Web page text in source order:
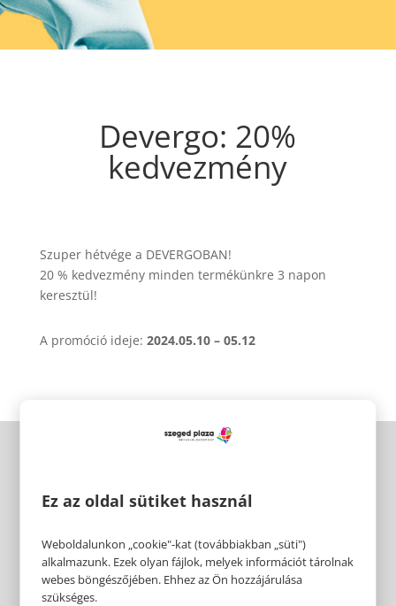
Devergo: 20%
kedvezmény
Szuper hétvége a DEVERGOBAN!
20 % kedvezmény minden termékünkre 3 napon
keresztül!
A promóció ideje: 2024.05.10 – 05.12
Ez az oldal sütiket használ
Weboldalunkon „cookie"-kat (továbbiakban „süti")
alkalmazunk. Ezek olyan fájlok, melyek információt tárolnak
webes böngészőjében. Ehhez az Ön hozzájárulása
szükséges.